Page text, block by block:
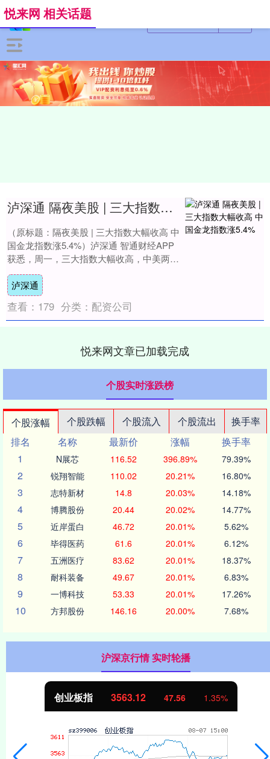
悦来网 相关话题
泸深通 隔夜美股 | 三大指数大幅收高 中国金龙指数涨5.4%
（原标题：隔夜美股 | 三大指数大幅收高 中
国金龙指数涨5.4%）泸深通 智通财经APP
获悉，周一，三大指数大幅收高，中美两国
经过周末谈判后同意临时性大幅降低关....
泸深通
查看： 179 分类： 配资公司
悦来网文章已加载完成
个股实时涨跌榜
个股涨幅 个股跌幅 个股流入 个股流出
换手率
排名
名称 最新价 涨幅
换手率
1
N展芯 116.52 396.89% 79.39%
2 锐翔智能 110.02 20.21% 16.80%
3 志特新材 14.8 20.03% 14.18%
4 博腾股份 20.44 20.02% 14.77%
5 近岸蛋白 46.72 20.01% 5.62%
6 毕得医药 61.6 20.01% 6.12%
7 五洲医疗 83.62 20.01% 18.37%
8 耐科装备 49.67 20.01% 6.83%
9 一博科技 53.33 20.01% 17.26%
10 方邦股份 146.16 20.00% 7.68%
沪深京行情 实时轮播
创业板指 3563.12 47.56 1.35%